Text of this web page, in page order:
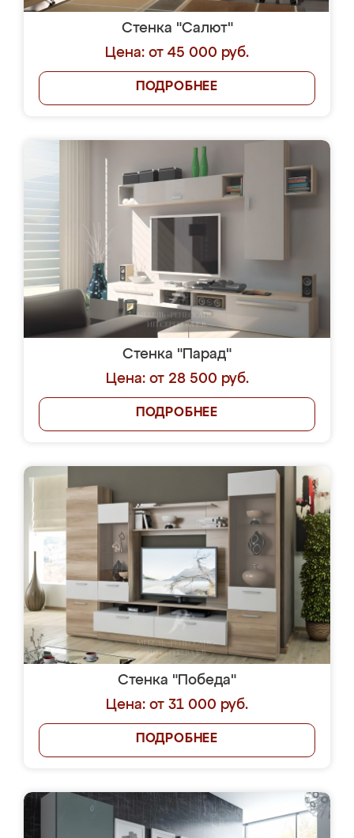
Стенка "Салют"
Цена: от 45 000 руб.
ПОДРОБНЕЕ
Стенка "Парад"
Цена: от 28 500 руб.
ПОДРОБНЕЕ
Стенка "Победа"
Цена: от 31 000 руб.
ПОДРОБНЕЕ